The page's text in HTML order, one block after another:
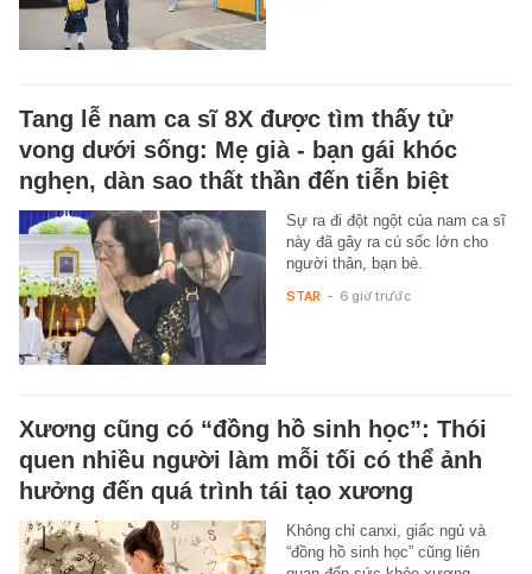
Tang lễ nam ca sĩ 8X được tìm thấy tử
vong dưới sống: Mẹ già - bạn gái khóc
nghẹn, dàn sao thất thần đến tiễn biệt
Sự ra đi đột ngột của nam ca sĩ
này đã gây ra cú sốc lớn cho
người thân, bạn bè.
STAR - 6 giờ trước
Xương cũng có “đồng hồ sinh học”: Thói
quen nhiều người làm mỗi tối có thể ảnh
hưởng đến quá trình tái tạo xương
Không chỉ canxi, giấc ngủ và
“đồng hồ sinh học” cũng liên